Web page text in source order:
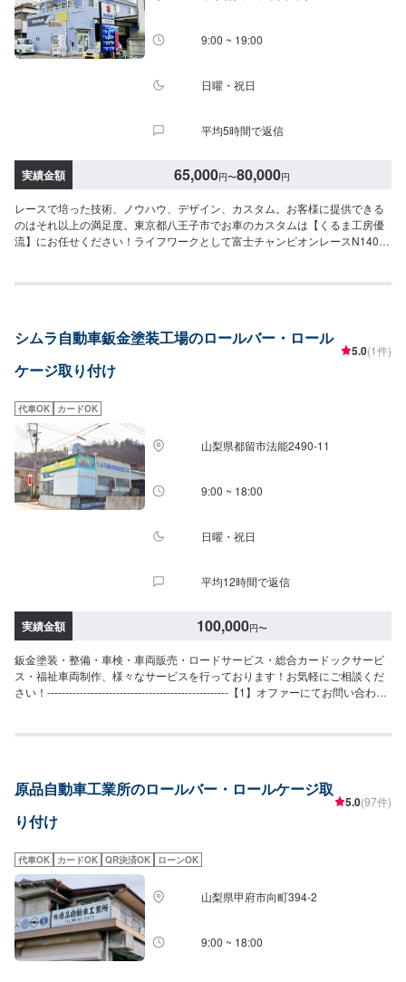
9:00 ~ 19:00
日曜・祝日
平均5時間で返信
実績金額 65,000円〜80,000円
レースで培った技術、ノウハウ、デザイン、カスタム。お客様に提供できる
のはそれ以上の満足度。東京都八王子市でお車のカスタムは【くるま工房優
流】にお任せください！ライフワークとして富士チャンピオンレースN1400
てみたい方はご相談ください。パーツ持ち込みも対応しております。持ち込
トー】・お客さんのわがままにできる限り答える。・面倒くさいを仕事にす
る。・おもてなしをすると言う謙虚な姿勢で応対する。私たちの企業理念は
基本中の基本かもしれません。それでも実直に着実に真っすぐに基本へこだ
来店【3】ご要望を確認・お見積もりや相談【4】作業内容や見積にご納得い
ただけた場合作業開始【5】納車・お支払い【定休日・営業時間】定休日：日
曜・祝日営業時間：9:00~19:00
シムラ自動車鈑金塗装工場のロールバー・ロール
ケージ取り付け
5.0(1件)
代車OK カードOK
山梨県都留市法能2490-11
9:00 ~ 18:00
日曜・祝日
平均12時間で返信
実績金額 100,000円〜
鈑金塗装・整備・車検・車両販売・ロードサービス・総合カードックサービ
ス・福祉車両制作、様々なサービスを行っております！お気軽にご相談くだ
さい！--------------------------------------------------【1】オファーにてお問い合わせ
より納期が前後する場合がございます。予め、ご了承ください。【定休日・
原品自動車工業所のロールバー・ロールケージ取
り付け
5.0(97件)
代車OK カードOK QR決済OK ローンOK
山梨県甲府市向町394-2
9:00 ~ 18:00